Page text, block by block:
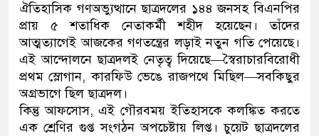
ঐতিহাসিক গণঅভ্যুত্থানে ছাত্রদলের ১৪৪ জনসহ বিএনপির
প্রায় ৫ শতাধিক নেতাকর্মী শহীদ হয়েছেন। তাঁদের
আত্মত্যাগেই আজকের গণতন্ত্রের লড়াই নতুন গতি পেয়েছে।
এই আন্দোলনে ছাত্রদলই নেতৃত্ব দিয়েছে—স্বৈরাচারবিরোধী
প্রথম স্লোগান, কারফিউ ভেঙে রাজপথে মিছিল—সবকিছুর
অগ্রভাগে ছিল ছাত্রদল।
কিন্তু আফসোস, এই গৌরবময় ইতিহাসকে কলঙ্কিত করতে
এক শ্রেণির গুপ্ত সংগঠন অপচেষ্টায় লিপ্ত। চুয়েট ছাত্রদলের